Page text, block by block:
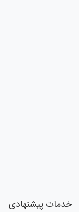
خدمات پیشنهادی